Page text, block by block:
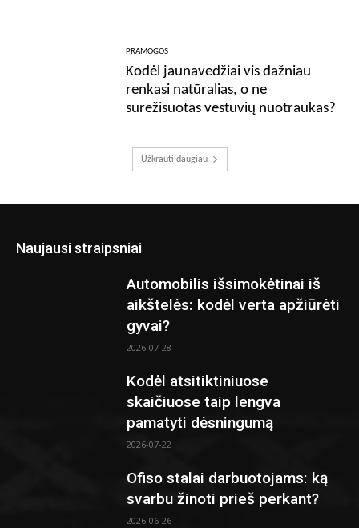
PRAMOGOS
Kodėl jaunavedžiai vis dažniau
renkasi natūralias, o ne
surežisuotas vestuvių nuotraukas?
Užkrauti daugiau
Naujausi straipsniai
Automobilis išsimokėtinai iš
aikštelės: kodėl verta apžiūrėti
gyvai?
2026-07-28
Kodėl atsitiktiniuose
skaičiuose taip lengva
pamatyti dėsningumą
2026-07-22
Ofiso stalai darbuotojams: ką
svarbu žinoti prieš perkant?
2026-06-26